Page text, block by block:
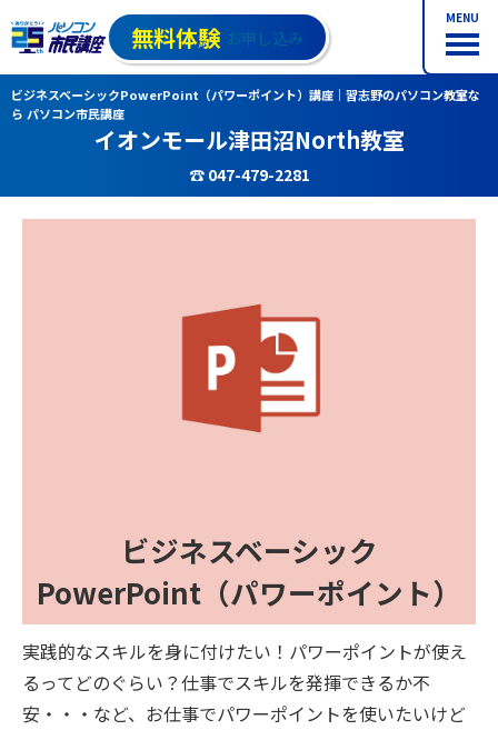
MENU
無料体験 お申し込み
ビジネスベーシックPowerPoint（パワーポイント）講座｜習志野のパソコン教室な
ら パソコン市民講座
イオンモール津田沼North教室
☎ 047-479-2281
ビジネスベーシック
PowerPoint（パワーポイント）
実践的なスキルを身に付けたい！パワーポイントが使え
るってどのぐらい？仕事でスキルを発揮できるか不
安・・・など、お仕事でパワーポイントを使いたいけど